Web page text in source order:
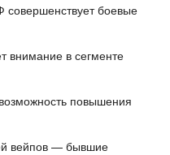
боевые
внимание в сегменте
повышения
вейпов — бывшие